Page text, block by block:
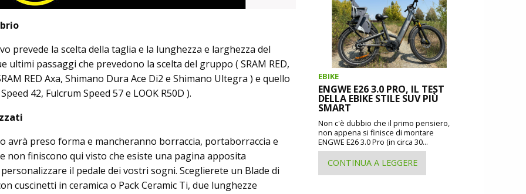
prevede la scelta della taglia e la lunghezza e larghezza del
ultimi passaggi che prevedono la scelta del gruppo ( SRAM RED,
RED Axa, Shimano Dura Ace Di2 e Shimano Ultegra ) e quello
42, Fulcrum Speed 57 e LOOK R50D ).
avrà preso forma e mancheranno borraccia, portaborraccia e
non finiscono qui visto che esiste una pagina apposita
il pedale dei vostri sogni. Sceglierete un Blade di
cuscinetti in ceramica o Pack Ceramic Ti, due lunghezze
EBIKE
ENGWE E26 3.0 PRO, IL TEST
DELLA EBIKE STILE SUV PIÙ
SMART
Non c'è dubbio che il primo pensiero,
non appena si finisce di montare
ENGWE E26 3.0 Pro (in circa 30...
CONTINUA A LEGGERE